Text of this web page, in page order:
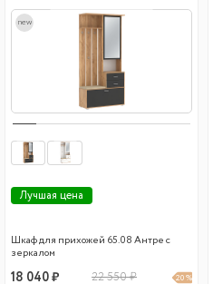
new
Лучшая цена
Шкаф для прихожей 65.08 Антре с
зеркалом
18 040 ₽ 22 550 ₽ 20 %